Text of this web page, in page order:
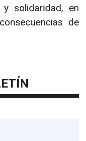
y solidaridad, en
de